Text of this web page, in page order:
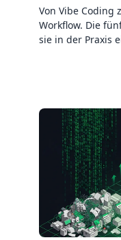
Von Vibe Coding
Workflow. Die
sie in der Praxis